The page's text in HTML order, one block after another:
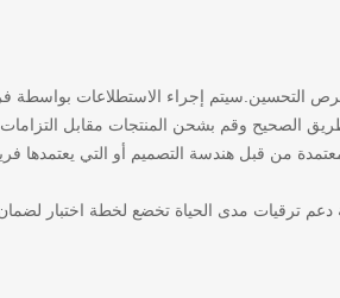
الصحيح وقم بشحن المنتجات مقابل التزامات
من قبل هندسة التصميم أو التي يعتمدها
دعم ترقيات مدى الحياة تخضع لخطة اختبار